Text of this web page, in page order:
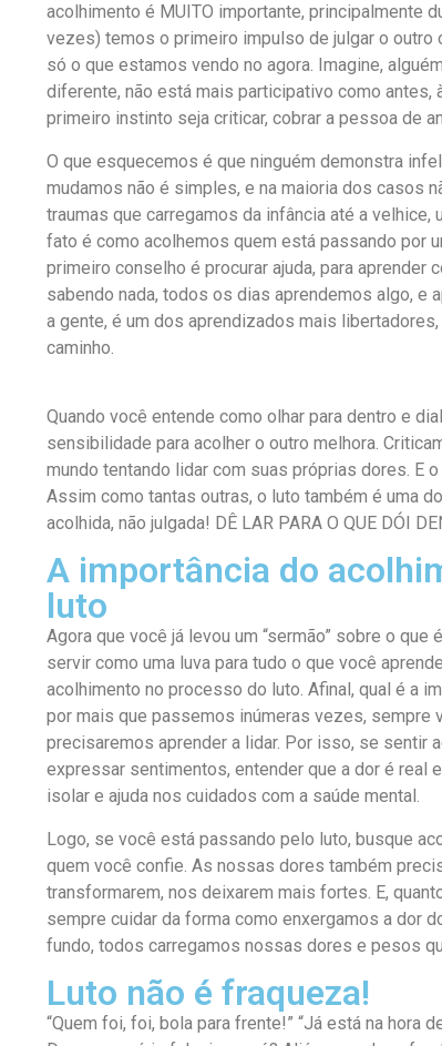
acolhimento é MUITO importante, principalmente
vezes) temos o primeiro impulso de julgar o outro
só o que estamos vendo no agora. Imagine,
diferente, não está mais participativo como antes,
primeiro instinto seja criticar, cobrar a pessoa de
O que esquecemos é que ninguém demonstra
mudamos não é simples, e na maioria dos casos
traumas que carregamos da infância até a velhice,
fato é como acolhemos quem está passando por
primeiro conselho é procurar ajuda, para aprender
sabendo nada, todos os dias aprendemos algo, e
a gente, é um dos aprendizados mais
caminho.
Quando você entende como olhar para dentro e
sensibilidade para acolher o outro melhora.
mundo tentando lidar com suas próprias dores. E
Assim como tantas outras, o luto também é uma
acolhida, não julgada! DÊ LAR PARA O QUE DÓI
A importância do
luto
Agora que você já levou um “sermão” sobre o
servir como uma luva para tudo o que você
acolhimento no processo do luto. Afinal, qual é a
por mais que passemos inúmeras vezes, sempre
precisaremos aprender a lidar. Por isso, se sentir
expressar sentimentos, entender que a dor é real
isolar e ajuda nos cuidados com a saúde mental.
Logo, se você está passando pelo luto, busque
quem você confie. As nossas dores também
transformarem, nos deixarem mais fortes. E,
sempre cuidar da forma como enxergamos a dor
fundo, todos carregamos nossas dores e pesos
Luto não é fraqueza!
“Quem foi, foi, bola para frente!” “Já está na hora